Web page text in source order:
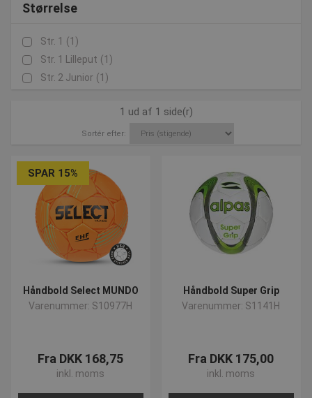
Størrelse
Str. 1 (1)
Str. 1 Lilleput (1)
Str. 2 Junior (1)
1 ud af 1 side(r)
Sortér efter:
SPAR 15%
Håndbold Select MUNDO
Varenummer: S10977H
Fra DKK 168,75
inkl. moms
Håndbold Super Grip
Varenummer: S1141H
Fra DKK 175,00
inkl. moms